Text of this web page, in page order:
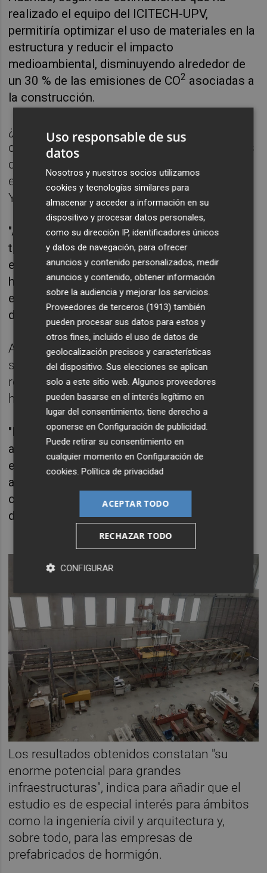
realizado el equipo del ICITECH-UPV,
permitiría optimizar el uso de materiales en la
estructura y reducir el impacto
medioambiental, disminuyendo alrededor de
un 30 % de las emisiones de CO2 asociadas a
la construcción.
¿Un ejemplo concreto? "Una obra lineal
donde tengamos, por ejemplo, 1.000 metros
de un túnel subterráneo que se pueda
ejecutar con marcos prefabricados", señala
Yepes.
"Además del ahorro económico, en nuestro
trabajo estimamos que la reducción de un
euro en el coste final de un marco de
hormigón armado es equivalente a evitar la
emisión de cerca de dos kilogramos de CO
destaca.
Así, este estudio presenta una alternativa
sostenible y eficiente en términos de
recursos para los marcos tradicionales de
hormigón armado in situ.
"Nuestro objetivo -explica el investigador- era
ampliar el conocimiento sobre la tipología
estructural de marcos prefabricados
articulados de hormigón (RCCPF) y su uso
como sustituto de los marcos tradicionales
de hormigón armado colado in situ".
Los resultados obtenidos constatan "su
enorme potencial para grandes
infraestructuras", indica para añadir que el
estudio es de especial interés para ámbitos
como la ingeniería civil y arquitectura y,
sobre todo, para las empresas de
prefabricados de hormigón.
Uso responsable de sus
datos
Nosotros y nuestros socios utilizamos
cookies y tecnologías similares para
almacenar y acceder a información en su
dispositivo y procesar datos personales,
como su dirección IP, identificadores únicos
y datos de navegación, para ofrecer
anuncios y contenido personalizados, medir
anuncios y contenido, obtener información
sobre la audiencia y mejorar los servicios.
Proveedores de terceros (1913) también
pueden procesar sus datos para estos y
otros fines, incluido el uso de datos de
geolocalización precisos y características
del dispositivo. Sus elecciones se aplican
solo a este sitio web. Algunos proveedores
pueden basarse en el interés legítimo en
lugar del consentimiento; tiene derecho a
oponerse enConfiguración de publicidad.
Puede retirar su consentimiento en
cualquier momento enConfiguración de
cookies.Política de privacidad
ACEPTAR TODO
RECHAZAR TODO
CONFIGURAR